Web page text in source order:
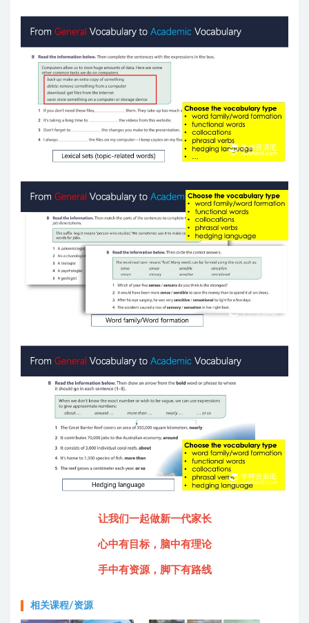
让我们一起做新一代家长
心中有目标， 脑中有理论
手中有资源， 脚下有路线
相关课程/资源